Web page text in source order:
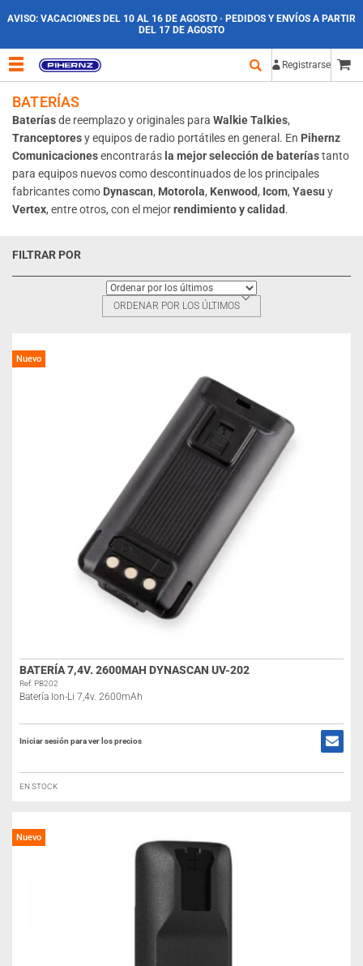
AVISO: VACACIONES DEL 10 AL 16 DE AGOSTO · PEDIDOS Y ENVÍOS A PARTIR
DEL 17 DE AGOSTO
Registrarse
BATERÍAS
Bateríasde reemplazo y originales para Walkie Talkies,
Tranceptoresy equipos de radio portátiles en general. En Pihernz
Comunicacionesencontrarás la mejor selección de bateríastanto
para equipos nuevos como descontinuados de los principales
fabricantes como Dynascan, Motorola, Kenwood, Icom, Yaesu y
Vertex, entre otros, con el mejorrendimiento y calidad.
FILTRAR POR
ORDENAR POR LOS ÚLTIMOS
Nuevo
BATERÍA 7,4V. 2600MAH DYNASCAN UV-202
Ref: PB202
Batería Ion-Li 7,4v. 2600mAh
Iniciar sesión para ver los precios
EN STOCK
Nuevo